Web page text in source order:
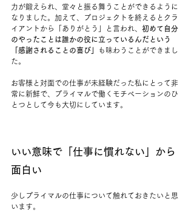
力が鍛えられ、堂々と振る舞うことができるように
なりました。加えて、プロジェクトを終えるとクラ
イアントから「ありがとう」と言われ、 初めて自分
のやったことは誰かの役に立っているんだという
「感謝されることの喜び」
も味わうことができまし
た。
お客様と対面での仕事が未経験だった私にとって非
常に新鮮で、プライマルで働くモチベーションのひ
とつとして今も大切にしています。
いい意味で「仕事に慣れない」から
面白い
少しプライマルの仕事について触れておきたいと思
います。